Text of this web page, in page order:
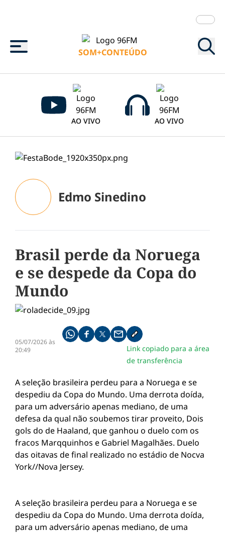
Menu
SOM+CONTEÚDO
AO VIVO AO VIVO
Edmo Sinedino
Brasil perde da Noruega
e se despede da Copa do
Mundo
05/07/2026 às
20:49
Compartilhe pelo whatsapp
Compartilhar no facebook
Compartilhar no twitter
Compartilhe pelo email
Copiar link da notícia
Link copiado para a área
de transferência
A seleção brasileira perdeu para a Noruega e se
despediu da Copa do Mundo. Uma derrota doída,
para um adversário apenas mediano, de uma
defesa da qual não soubemos tirar proveito, Dois
gols do de Haaland, que ganhou o duelo com os
fracos Marqquinhos e Gabriel Magalhães. Duelo
das oitavas de final realizado no estádio de Nocva
York//Nova Jersey.
A seleção brasileira perdeu para a Noruega e se
despediu da Copa do Mundo. Uma derrota doída,
para um adversário apenas mediano, de uma